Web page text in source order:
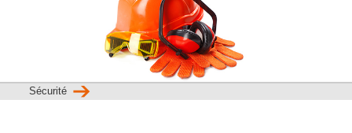
Sécurité